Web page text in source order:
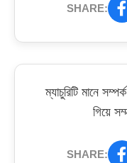
SHARE:
ম্যাচুরিটি মানে
গিয়ে
SHARE: